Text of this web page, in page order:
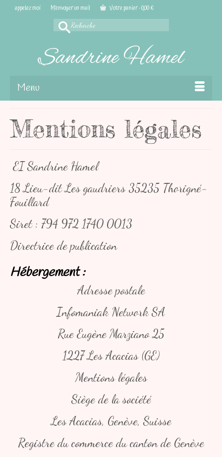
appelez moi M’envoyer un mail Votre panier-0,00€
Rechercher :
Sandrine Hamel
Menu
Mentions légales
EI Sandrine Hamel
18 Lieu-dit Les gaudriers 35235 Thorigné-
Fouillard
Siret : 794 972 1740 0013
Directrice de publication
Hébergement :
Adresse postale
Infomaniak Network SA
Rue Eugène Marziano 25
1227 Les Acacias (GE)
Mentions légales
Siège de la société
Les Acacias, Genève, Suisse
Registre du commerce du canton de Genève